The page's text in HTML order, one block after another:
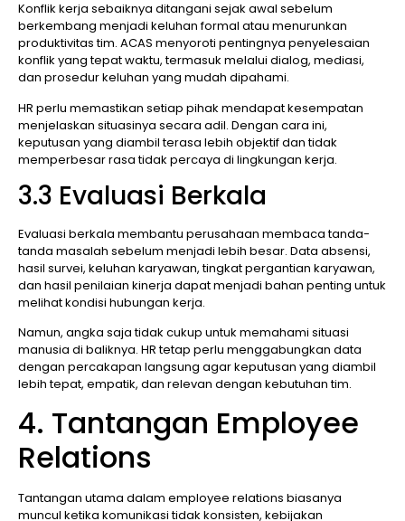
Konflik kerja sebaiknya ditangani sejak awal sebelum
berkembang menjadi keluhan formal atau menurunkan
produktivitas tim. ACAS menyoroti pentingnya penyelesaian
konflik yang tepat waktu, termasuk melalui dialog, mediasi,
dan prosedur keluhan yang mudah dipahami.
HR perlu memastikan setiap pihak mendapat kesempatan
menjelaskan situasinya secara adil. Dengan cara ini,
keputusan yang diambil terasa lebih objektif dan tidak
memperbesar rasa tidak percaya di lingkungan kerja.
3.3 Evaluasi Berkala
Evaluasi berkala membantu perusahaan membaca tanda-
tanda masalah sebelum menjadi lebih besar. Data absensi,
hasil survei, keluhan karyawan, tingkat pergantian karyawan,
dan hasil penilaian kinerja dapat menjadi bahan penting untuk
melihat kondisi hubungan kerja.
Namun, angka saja tidak cukup untuk memahami situasi
manusia di baliknya. HR tetap perlu menggabungkan data
dengan percakapan langsung agar keputusan yang diambil
lebih tepat, empatik, dan relevan dengan kebutuhan tim.
4. Tantangan Employee
Relations
Tantangan utama dalam employee relations biasanya
muncul ketika komunikasi tidak konsisten, kebijakan